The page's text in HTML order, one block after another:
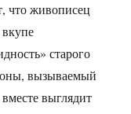
что живописец
старого
вызываемый
выглядит